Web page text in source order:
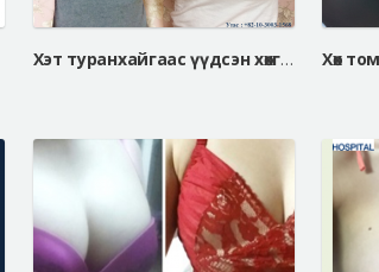
Хэт туранхайгаас үүдсэн хөхгүй цээжэндээ хөх томруулах мэс засал хийлгэснээр....